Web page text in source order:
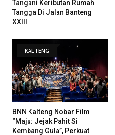
Tangani Keributan Rumah
Tangga Di Jalan Banteng
XXIII
KALTENG
BNN Kalteng Nobar Film
“Maju: Jejak Pahit Si
Kembang Gula”, Perkuat